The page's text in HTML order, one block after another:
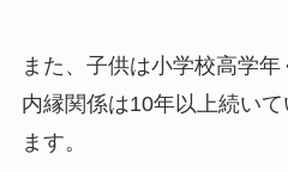
また、子供は小学校高学年
内縁関係は10年以上続い
ます。